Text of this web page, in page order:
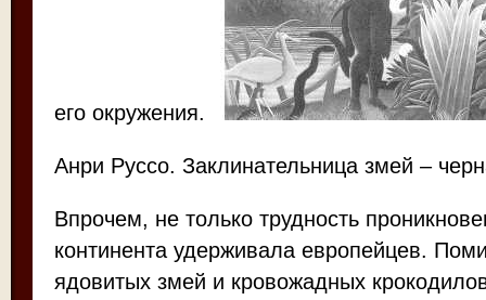
его окружения.
Анри Руссо. Заклинательница змей –
Впрочем, не только трудность
континента удерживала европейцев.
ядовитых змей и кровожадных